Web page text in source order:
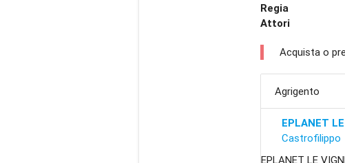
Regia
Attori
Acquista o
Agrigento
EPLANET
Castrofilippo
EPLANET LE